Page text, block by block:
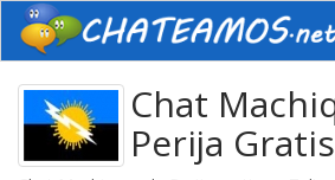
Chat
Perija Gratis